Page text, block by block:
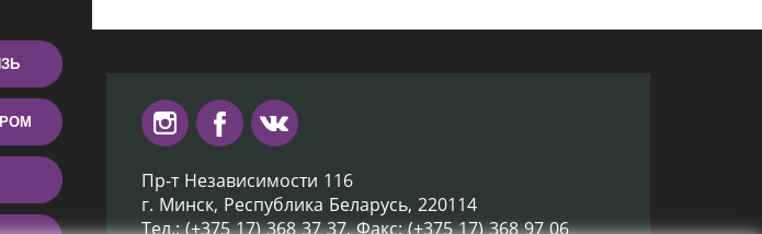
Пр-т Независимости 116
г. Минск, Республика Беларусь, 220114
Тел.: (+375 17) 368 37 37, Факс: (+375 17) 368 97 06